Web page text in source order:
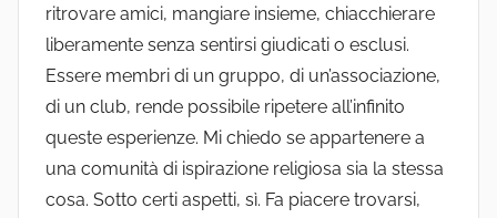
ritrovare amici, mangiare insieme, chiacchierare
liberamente senza sentirsi giudicati o esclusi.
Essere membri di un gruppo, di un’associazione,
di un club, rende possibile ripetere all’infinito
queste esperienze. Mi chiedo se appartenere a
una comunità di ispirazione religiosa sia la stessa
cosa. Sotto certi aspetti, sì. Fa piacere trovarsi,